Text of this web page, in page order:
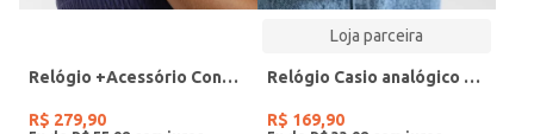
Relógio +Acessório Condor Feminino DOURADO
R$ 279,90
Loja parceira
Relógio Casio analógico MW-240-4BVDF-SC
R$ 169,90